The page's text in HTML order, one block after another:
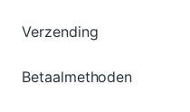
Verzending
Betaalmethoden